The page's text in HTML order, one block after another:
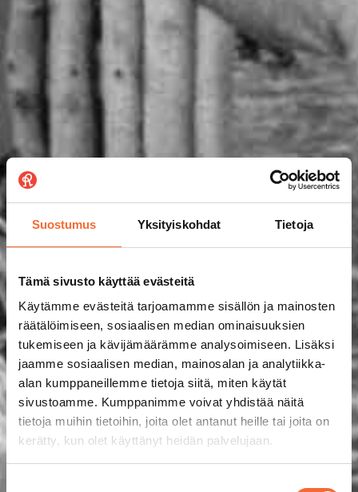
Suostumus Yksityiskohdat Tietoja
Tämä sivusto käyttää evästeitä
Käytämme evästeitä tarjoamamme sisällön ja mainosten
räätälöimiseen, sosiaalisen median ominaisuuksien
tukemiseen ja kävijämäärämme analysoimiseen. Lisäksi
jaamme sosiaalisen median, mainosalan ja analytiikka-
alan kumppaneillemme tietoja siitä, miten käytät
sivustoamme. Kumppanimme voivat yhdistää näitä
tietoja muihin tietoihin, joita olet antanut heille tai joita on
kerätty, kun olet käyttänyt heidän palvelujaan.